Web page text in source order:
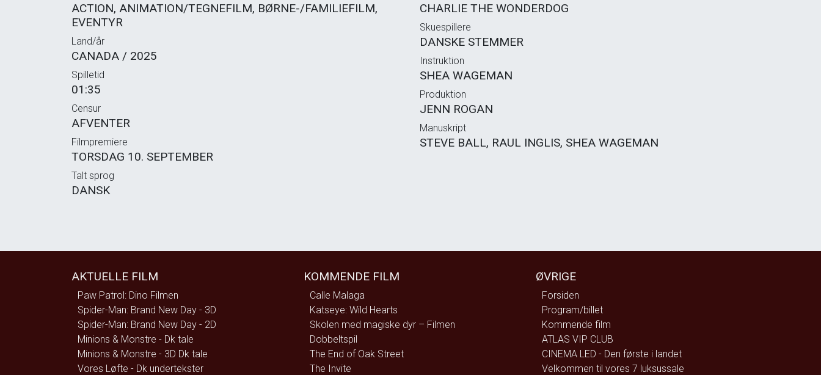
ACTION, ANIMATION/TEGNEFILM, BØRNE-/FAMILIEFILM,
EVENTYR
Land/år
CANADA / 2025
Spilletid
01:35
Censur
AFVENTER
Filmpremiere
TORSDAG 10. SEPTEMBER
Talt sprog
DANSK
CHARLIE THE WONDERDOG
Skuespillere
DANSKE STEMMER
Instruktion
SHEA WAGEMAN
Produktion
JENN ROGAN
Manuskript
STEVE BALL, RAUL INGLIS, SHEA WAGEMAN
AKTUELLE FILM
Paw Patrol: Dino Filmen
Spider-Man: Brand New Day - 3D
Spider-Man: Brand New Day - 2D
Minions & Monstre - Dk tale
Minions & Monstre - 3D Dk tale
Vores Løfte - Dk undertekster
KOMMENDE FILM
Calle Malaga
Katseye: Wild Hearts
Skolen med magiske dyr – Filmen
Dobbeltspil
The End of Oak Street
The Invite
ØVRIGE
Forsiden
Program/billet
Kommende film
ATLAS VIP CLUB
CINEMA LED - Den første i landet
Velkommen til vores 7 luksussale